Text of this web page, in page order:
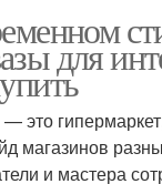
Вазы
для
это
магазинов
и мастера